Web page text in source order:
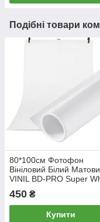
Подібні товари
80*100см Фотофон
Вініловий Білий
VINIL BD-PRO Super
предметки
450 ₴
Купити